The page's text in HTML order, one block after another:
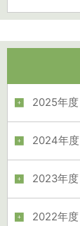
2025年度
2024年度
2023年度
2022年度